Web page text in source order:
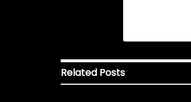
Related Posts